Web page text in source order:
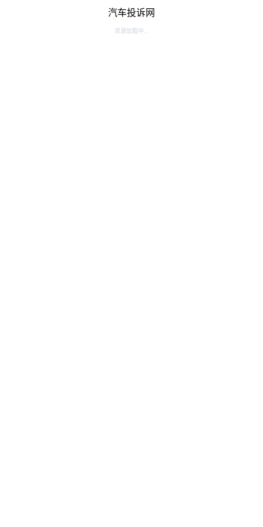
汽车投诉网
资源加载中...